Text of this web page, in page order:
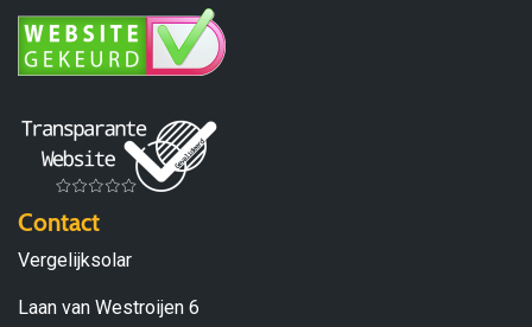
Contact
Vergelijksolar
Laan van Westroijen 6